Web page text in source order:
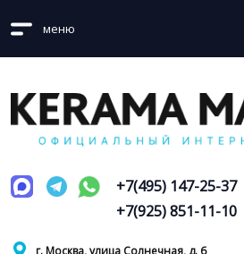
меню
г. Москва, улица Солнечная, д. 6
+7(495) 147-25-37
+7(925) 851-11-10